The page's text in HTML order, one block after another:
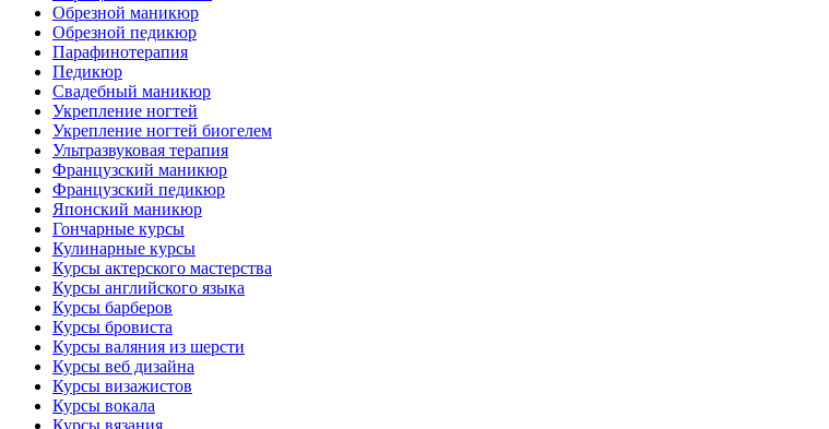
Обрезной маникюр
Обрезной педикюр
Парафинотерапия
Педикюр
Свадебный маникюр
Укрепление ногтей
Укрепление ногтей биогелем
Ультразвуковая терапия
Французский маникюр
Французский педикюр
Японский маникюр
Гончарные курсы
Кулинарные курсы
Курсы актерского мастерства
Курсы английского языка
Курсы барберов
Курсы бровиста
Курсы валяния из шерсти
Курсы веб дизайна
Курсы визажистов
Курсы вокала
Курсы вязания